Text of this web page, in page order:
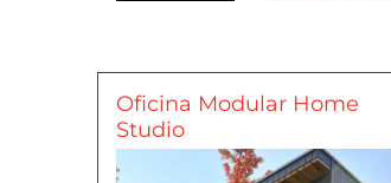
Oficina Modular Home
Studio